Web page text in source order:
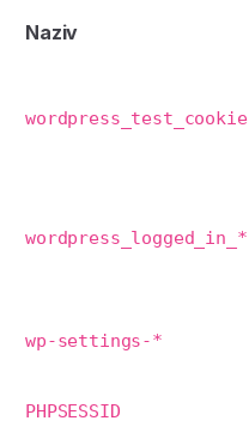
Naziv
wordpress_test_cookie
wordpress_logged_in_*
wp-settings-*
PHPSESSID